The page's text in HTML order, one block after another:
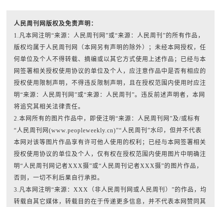
人民周刊网版权及免责声明：
1.凡本网注明“来源：人民周刊网”或“来源：人民周刊”的所有作品，
版权均属于人民周刊网（本网另有声明的除外）；未经本网授权，任
何单位及个人不得转载、摘编或以其它方式使用上述作品；已经与本
网签署相关授权使用协议的单位及个人，应注意作品中是否有相应的
授权使用限制声明，不得违反限制声明，且在授权范围内使用时应注
明“来源：人民周刊网”或“来源：人民周刊”。违反前述声明者，本网
将追究其相关法律责任。
2.本网所有的图片作品中，即使注明“来源：人民周刊网”及/或标有
“人民周刊网(www.peopleweekly.cn)”“人民周刊”水印，但并不代表
本网对该等图片作品享有许可他人使用的权利；已经与本网签署相关
授权使用协议的单位及个人，仅有权在授权范围内使用图片中明确注
明“人民周刊网记者XXX摄”或“人民周刊记者XXX摄”的图片作品，
否则，一切不利后果自行承担。
3.凡本网注明“来源：XXX（非人民周刊网或人民周刊）”的作品，均
转载自其它媒体，转载目的在于传递更多信息，并不代表本网赞同其